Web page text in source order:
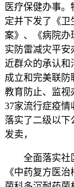
医疗保健办事。
定并下发了《
案》、《病院办
实防雷减灾平安
近群众的承认和
成立和完美联防
教育防止、监视
37家流行症疫情
落实了二级以下
发卖，
全面落实社区
《中药复方医